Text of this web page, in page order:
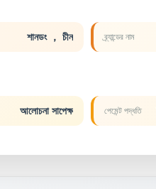
শানডং ， চীন ব্র্যান্ডের নাম
আলোচনা সাপেক্ষ পেমেন্ট পদ্ধতি